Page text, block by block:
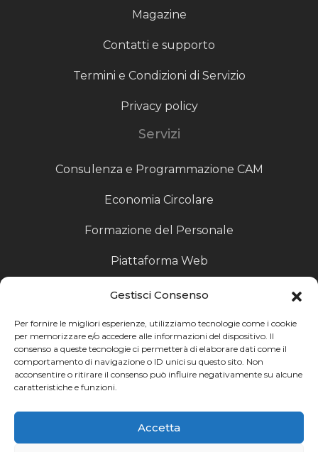
Gestisci Consenso
Per fornire le migliori esperienze, utilizziamo tecnologie come i cookie
per memorizzare e/o accedere alle informazioni del dispositivo. Il
consenso a queste tecnologie ci permetterà di elaborare dati come il
comportamento di navigazione o ID unici su questo sito. Non
acconsentire o ritirare il consenso può influire negativamente su alcune
caratteristiche e funzioni.
Accetta
Magazine
Contatti e supporto
Termini e Condizioni di Servizio
Privacy policy
Servizi
Consulenza e Programmazione CAM
Economia Circolare
Formazione del Personale
Piattaforma Web
Scouting fornitori
Produzione Particolari
Raccoglitori di Fine Linea
Ricerca
Ricerca avanzata
Catalogo fornitori